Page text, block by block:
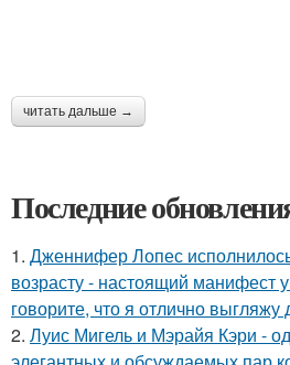
читать дальше →
Последние
1. Дженнифер Лопес
возрасту - настоящий манифест
говорите, что я отлично выгляжу
2. Луис Мигель и Мэрайя Кэри -